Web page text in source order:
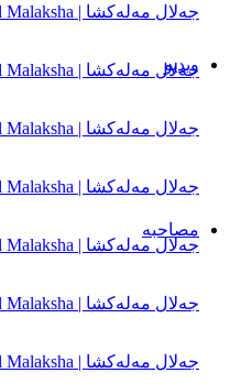
ویدیو
مصاحبه‌
جەلال مەلەكشا | Jalal Malaksha | جلال ملکشا
جەلال مەلەكشا | Jalal Malaksha | جلال ملکشا
جەلال مەلەكشا | Jalal Malaksha | جلال ملکشا
جەلال مەلەكشا | Jalal Malaksha | جلال ملکشا
جەلال مەلەكشا | Jalal Malaksha | جلال ملکشا
جەلال مەلەكشا | Jalal Malaksha | جلال ملکشا
جەلال مەلەكشا | Jalal Malaksha | جلال ملکشا